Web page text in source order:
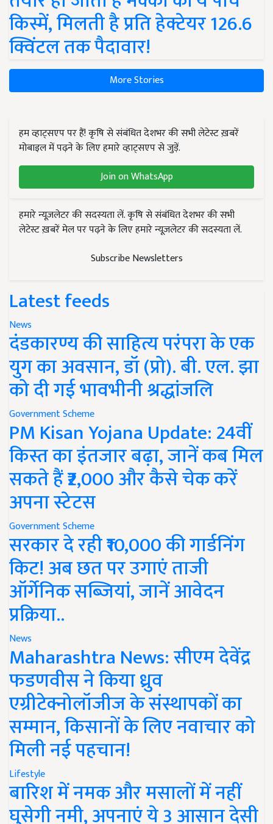
किस्में, मिलती है प्रति हेक्टेयर 126.6
क्विंटल तक पैदावार!
More Stories
हम व्हाट्सएप पर हैं! कृषि से संबंधित देशभर की सभी लेटेस्ट ख़बरें
मोबाइल में पढ़ने के लिए हमारे व्हाट्सएप से जुड़ें.
Join on WhatsApp
हमारे न्यूज़लेटर की सदस्यता लें. कृषि से संबंधित देशभर की सभी
लेटेस्ट ख़बरें मेल पर पढ़ने के लिए हमारे न्यूज़लेटर की सदस्यता लें.
Subscribe Newsletters
Latest feeds
News
दंडकारण्य की साहित्य परंपरा के एक
युग का अवसान, डॉ (प्रो). बी. एल. झा
को दी गई भावभीनी श्रद्धांजलि
Government Scheme
PM Kisan Yojana Update: 24वीं
किस्त का इंतजार बढ़ा, जानें कब मिल
सकते हैं ₹2,000 और कैसे चेक करें
अपना स्टेटस
Government Scheme
सरकार दे रही ₹10,000 की गार्डनिंग
किट! अब छत पर उगाएं ताजी
ऑर्गेनिक सब्जियां, जानें आवेदन
प्रक्रिया..
News
Maharashtra News: सीएम देवेंद्र
फडणवीस ने किया ध्रुव
एग्रीटेक्नोलॉजीज के संस्थापकों का
सम्मान, किसानों के लिए नवाचार को
मिली नई पहचान!
Lifestyle
बारिश में नमक और मसालों में नहीं
घुसेगी नमी, अपनाएं ये 3 आसान देसी